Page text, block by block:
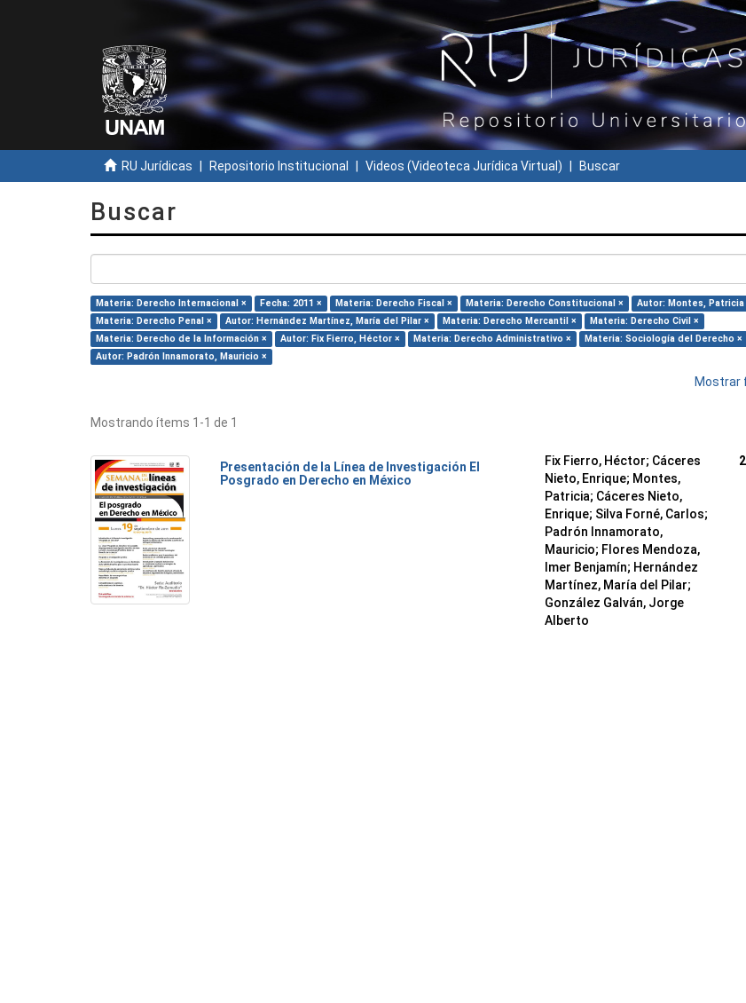
RU Jurídicas Repositorio Institucional Videos (Videoteca Jurídica Virtual) Buscar
Buscar
Materia: Derecho Internacional × Fecha: 2011 × Materia: Derecho Fiscal × Materia: Derecho Constitucional ×
Autor: Montes, Patricia
Materia: Derecho Penal ×
Autor: Hernández Martínez, María del Pilar × Materia: Derecho Mercantil ×
Materia: Derecho Civil ×
Materia: Derecho de la Información ×
Autor: Fix Fierro, Héctor × Materia: Derecho Administrativo × Materia: Sociología del Derecho ×
Autor: Padrón Innamorato, Mauricio ×
Mostrar
Mostrando ítems 1-1 de 1
Presentación de la Línea de Investigación El
Posgrado en Derecho en México
Fix Fierro, Héctor; Cáceres
Nieto, Enrique; Montes,
Patricia; Cáceres Nieto,
Enrique; Silva Forné, Carlos;
Padrón Innamorato,
Mauricio; Flores Mendoza,
Imer Benjamín; Hernández
Martínez, María del Pilar;
González Galván, Jorge
Alberto